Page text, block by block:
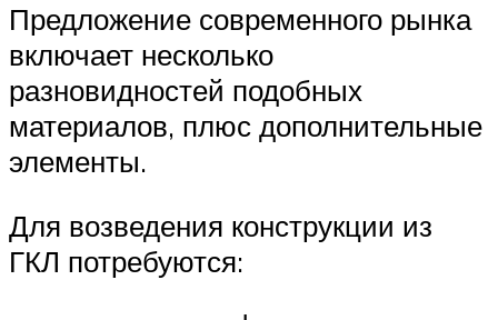
Предложение современного рынка
включает несколько
разновидностей подобных
материалов, плюс дополнительные
элементы.
Для возведения конструкции из
ГКЛ потребуются: